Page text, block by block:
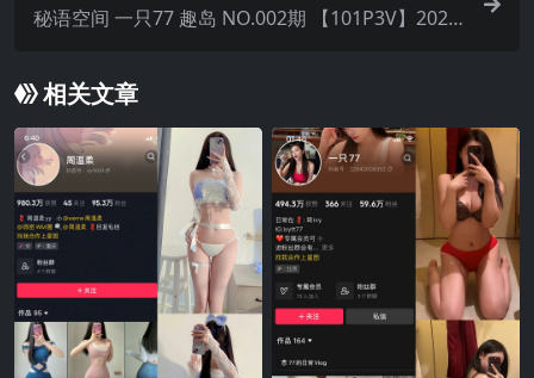
秘语空间 一只77 趣岛 NO.002期 【101P3V】2025
相关文章